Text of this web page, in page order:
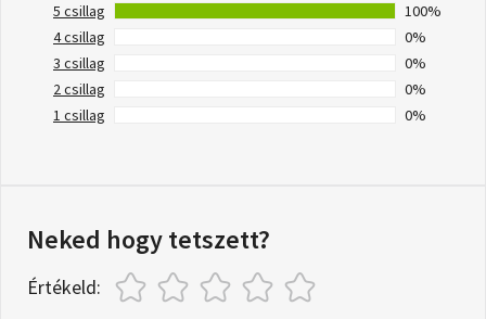
5 csillag
100%
4 csillag
0%
3 csillag
0%
2 csillag
0%
1 csillag
0%
Neked hogy tetszett?
Értékeld: